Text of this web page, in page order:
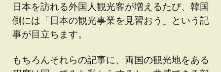
日本を訪れる外国人観光客が増えるたび、韓国
側には「日本の観光事業を見習おう」という記
事が目立ちます。
もちろんそれらの記事に、両国の観光地をある